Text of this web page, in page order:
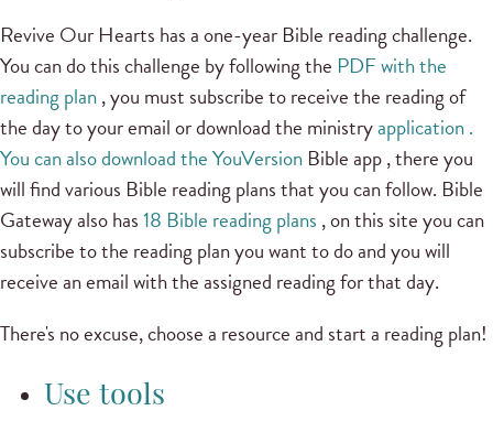
Revive Our Hearts has a one-year Bible reading challenge.
You can do this challenge by following the PDF with the
reading plan, you must subscribe to receive the reading of
the day to your email or download the ministryapplication .
You can also download the YouVersion Bible app, there you
will find various Bible reading plans that you can follow. Bible
Gateway also has18 Bible reading plans , on this site you can
subscribe to the reading plan you want to do and you will
receive an email with the assigned reading for that day.
There's no excuse, choose a resource and start a reading plan!
Use tools